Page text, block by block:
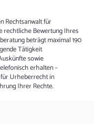
Rechtsanwalt für
rechtliche Bewertung Ihres
beträgt maximal 190
Tätigkeit
sowie
erhalten –
Urheberrecht in
Ihrer Rechte.